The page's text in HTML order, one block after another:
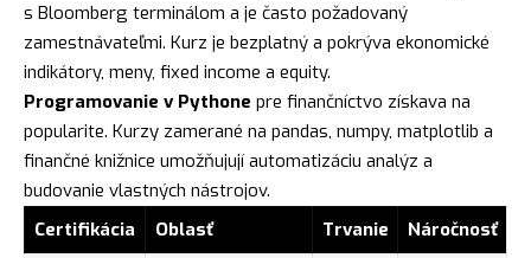
s Bloomberg terminálom a je často požadovaný
zamestnávateľmi. Kurz je bezplatný a pokrýva ekonomické
indikátory, meny, fixed income a equity.
Programovanie v Pythone pre finančníctvo získava na
popularite. Kurzy zamerané na pandas, numpy, matplotlib a
finančné knižnice umožňujují automatizáciu analýz a
budovanie vlastných nástrojov.
Certifikácia
Oblasť Trvanie
Náročnosť